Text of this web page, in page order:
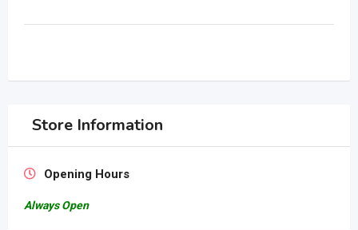
Store Information
Opening Hours
Always Open